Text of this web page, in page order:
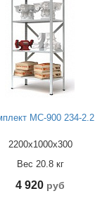
МС-900 234-2.2
2200x1000x300
Вес 20.8 кг
4 920 руб